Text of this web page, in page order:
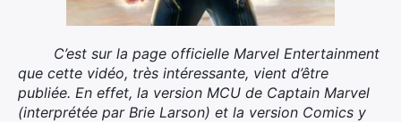
C’est sur la page officielle Marvel Entertainment
que cette vidéo, très intéressante, vient d’être
publiée. En effet, la version MCU de Captain Marvel
(interprétée par Brie Larson) et la version Comics y